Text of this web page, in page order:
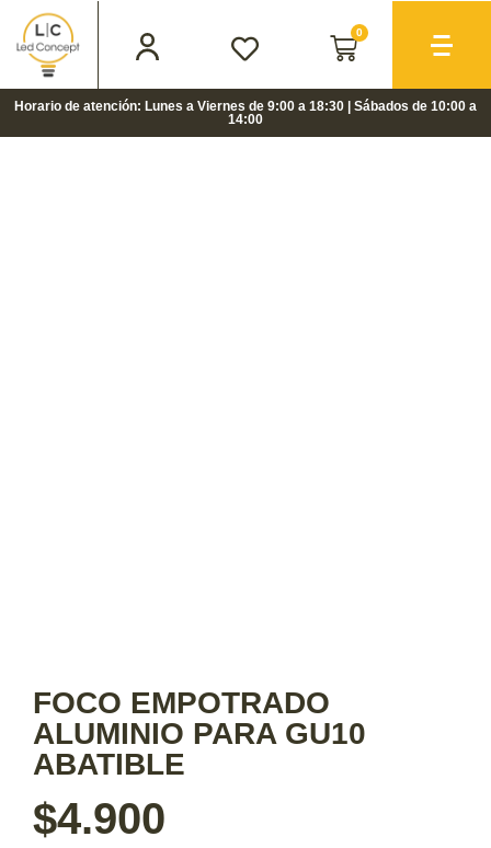
0
Horario de atención: Lunes a Viernes de 9:00 a 18:30 | Sábados de 10:00 a
14:00
FOCO EMPOTRADO
ALUMINIO PARA GU10
ABATIBLE
$4.900